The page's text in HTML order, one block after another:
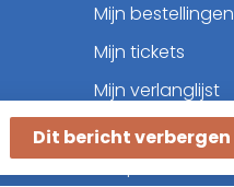
Mijn bestellingen
Mijn tickets
Mijn verlanglijst
Vergelijk
Alle producten
Dit bericht verbergen